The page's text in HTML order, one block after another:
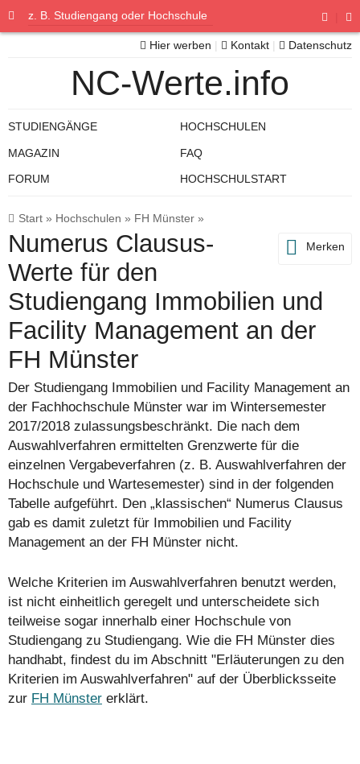
Start » Hochschulen » FH Münster »
Merken
Numerus Clausus-
Werte für den
Studiengang Immobilien und
Facility Management an der
FH Münster
Der Studiengang Immobilien und Facility Management an
der Fachhochschule Münster war im Wintersemester
2017/2018 zulassungsbeschränkt. Die nach dem
Auswahlverfahren ermittelten Grenzwerte für die
einzelnen Vergabeverfahren (z. B. Auswahlverfahren der
Hochschule und Wartesemester) sind in der folgenden
Tabelle aufgeführt. Den „klassischen“ Numerus Clausus
gab es damit zuletzt für Immobilien und Facility
Management an der FH Münster nicht.
Welche Kriterien im Auswahlverfahren benutzt werden,
ist nicht einheitlich geregelt und unterscheidete sich
teilweise sogar innerhalb einer Hochschule von
Studiengang zu Studiengang. Wie die FH Münster dies
handhabt, findest du im Abschnitt "Erläuterungen zu den
Kriterien im Auswahlverfahren" auf der Überblicksseite
zur FH Münster erklärt.
Hier werben Kontakt Datenschutz
NC-Werte.info
STUDIENGÄNGE HOCHSCHULEN
MAGAZIN FAQ
FORUM HOCHSCHULSTART